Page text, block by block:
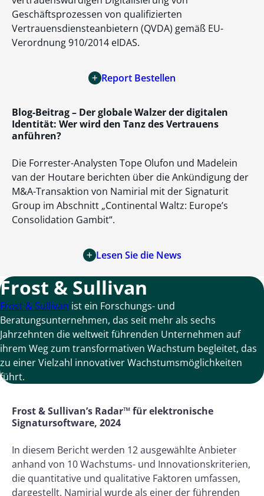
Geschäftsprozessen von qualifizierten
Vertrauensdiensteanbietern (QVDA) gemäß EU-
Verordnung 910/2014 eIDAS.
Report Bestellen
Blog-Beitrag– Der globale Walzer der digitalen
Identität: Wer wird den Tanz des Vertrauens
anführen?
Die Forrester-Analysten Tope Olufon und Madelein
van der Houtare berichten über die Ankündigung der
M&A-Transaktion von Namirial mit der Signaturit
Group im Abschnitt „Continental Waltz: Europe’s
Consolidation Gambit“.
Lesen Sie die News
Frost & Sullivan
Frost & Sullivan ist ein Forschungs- und
Beratungsunternehmen, das seit mehr als sechs
Jahrzehnten die weltweit führenden Unternehmen auf
ihrem Weg zum transformativen Wachstum begleitet, das
zu einer Vielzahl innovativer Wachstumsmöglichkeiten
führt.
Frost & Sullivan’s Radar™ für elektronische
Signatursoftware, 2024
In diesem Bericht werden 12 ausgewählte Anbieter
anhand von 10 Wachstums- und Innovationskriterien,
die quantitative und qualitative Faktoren umfassen,
dargestellt. Namirial wurde als einer der führenden